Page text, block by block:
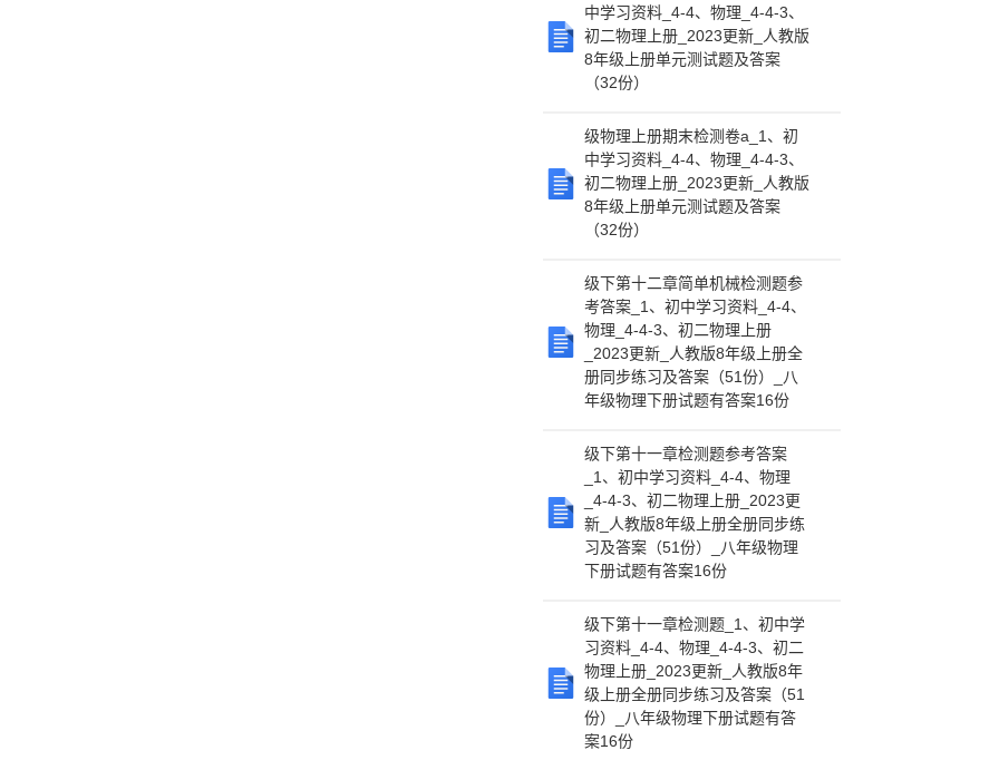
中学习资料_4-4、物理_4-4-3、
初二物理上册_2023更新_人教版
8年级上册单元测试题及答案
（32份）
级物理上册期末检测卷a_1、初
中学习资料_4-4、物理_4-4-3、
初二物理上册_2023更新_人教版
8年级上册单元测试题及答案
（32份）
级下第十二章简单机械检测题参
考答案_1、初中学习资料_4-4、
物理_4-4-3、初二物理上册
_2023更新_人教版8年级上册全
册同步练习及答案（51份）_八
年级物理下册试题有答案16份
级下第十一章检测题参考答案
_1、初中学习资料_4-4、物理
_4-4-3、初二物理上册_2023更
新_人教版8年级上册全册同步练
习及答案（51份）_八年级物理
下册试题有答案16份
级下第十一章检测题_1、初中学
习资料_4-4、物理_4-4-3、初二
物理上册_2023更新_人教版8年
级上册全册同步练习及答案（51
份）_八年级物理下册试题有答
案16份